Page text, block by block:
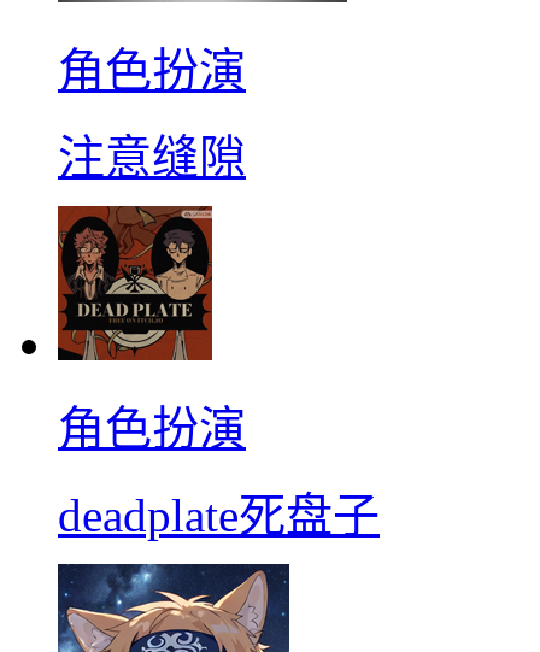
角色扮演
注意缝隙
角色扮演
deadplate死盘子